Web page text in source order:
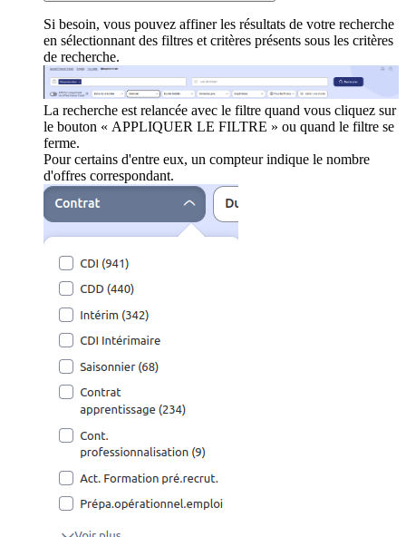
Si besoin, vous pouvez affiner les résultats de votre recherche
en sélectionnant des filtres et critères présents sous les critères
de recherche.
La recherche est relancée avec le filtre quand vous cliquez sur
le bouton « APPLIQUER LE FILTRE » ou quand le filtre se
ferme.
Pour certains d'entre eux, un compteur indique le nombre
d'offres correspondant.